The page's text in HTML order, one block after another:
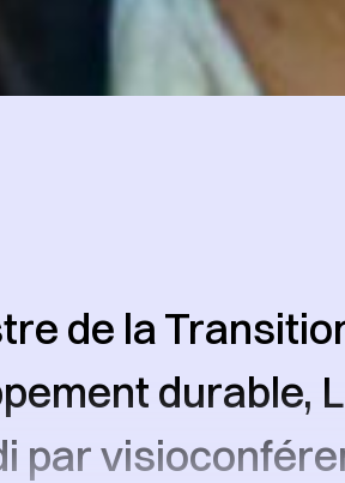
de la
durable,
par